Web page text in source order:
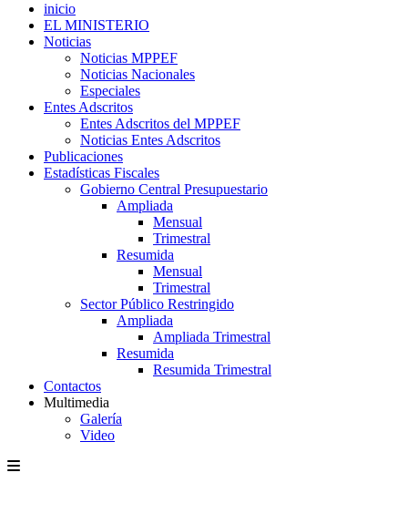
inicio
EL MINISTERIO
Noticias
Noticias MPPEF
Noticias Nacionales
Especiales
Entes Adscritos
Entes Adscritos del MPPEF
Noticias Entes Adscritos
Publicaciones
Estadísticas Fiscales
Gobierno Central Presupuestario
Ampliada
Mensual
Trimestral
Resumida
Mensual
Trimestral
Sector Público Restringido
Ampliada
Ampliada Trimestral
Resumida
Resumida Trimestral
Contactos
Multimedia
Galería
Video